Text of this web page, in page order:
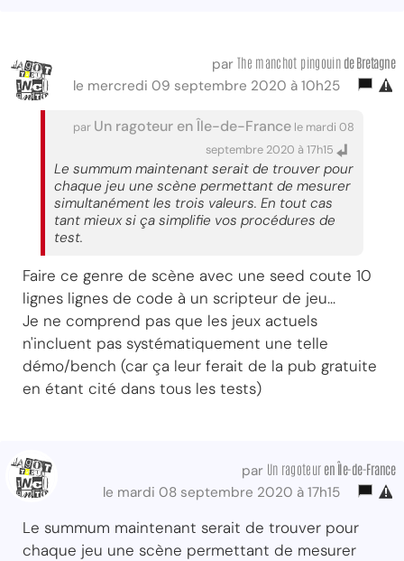
par The manchot pingouin de Bretagne
le mercredi 09 septembre 2020 à 10h25
par Un ragoteur en Île-de-France le mardi 08
septembre 2020 à 17h15
Le summum maintenant serait de trouver pour
chaque jeu une scène permettant de mesurer
simultanément les trois valeurs. En tout cas
tant mieux si ça simplifie vos procédures de
test.
Faire ce genre de scène avec une seed coute 10
lignes lignes de code à un scripteur de jeu...
Je ne comprend pas que les jeux actuels
n'incluent pas systématiquement une telle
démo/bench (car ça leur ferait de la pub gratuite
en étant cité dans tous les tests)
par Un ragoteur en Île-de-France
le mardi 08 septembre 2020 à 17h15
Le summum maintenant serait de trouver pour
chaque jeu une scène permettant de mesurer